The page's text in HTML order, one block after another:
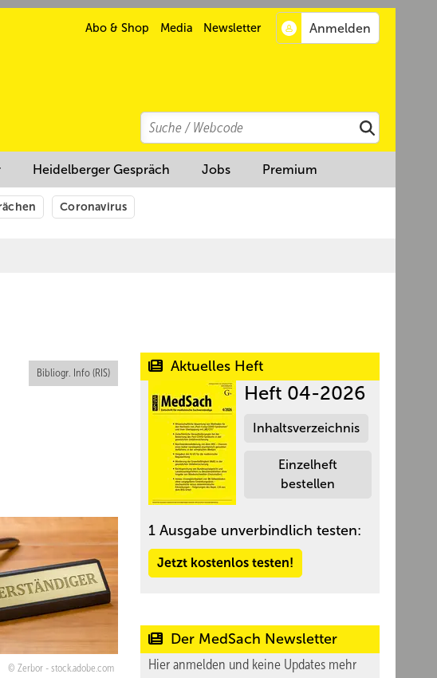
Abo & Shop Media Newsletter
Search
Suchen
Heidelberger Gespräch Jobs Premium
Coronavirus
Bibliogr. Info (RIS)
Zerbor - stock.adobe.com
Aktuelles Heft
Heft 04-2026
Inhaltsverzeichnis
Einzelheft
bestellen
1 Ausgabe unverbindlich testen:
Jetzt kostenlos testen!
Der MedSach Newsletter
Hier anmelden und keine Updates mehr